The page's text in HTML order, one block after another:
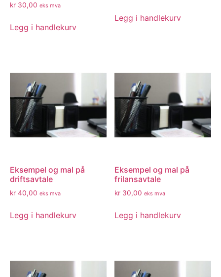
kr 30,00 eks mva
Legg i handlekurv
Legg i handlekurv
Eksempel og mal på
driftsavtale
kr 40,00 eks mva
Legg i handlekurv
Eksempel og mal på
frilansavtale
kr 30,00 eks mva
Legg i handlekurv